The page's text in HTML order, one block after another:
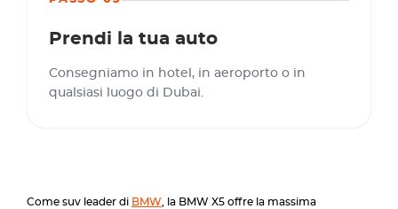
Prendi la tua auto
Consegniamo in hotel, in aeroporto o in
qualsiasi luogo di Dubai.
Come suv leader di BMW , la BMW X5 offre la massima